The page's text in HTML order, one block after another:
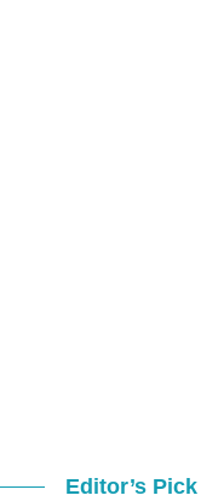
Editor’s Pick